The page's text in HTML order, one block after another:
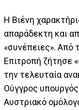
Η Βιένη
απαράδεκτη και
«συνέπειες». Από
Επιτροπή ζήτησε
την τελευταία
Ούγγρος
Αυστριακό